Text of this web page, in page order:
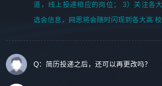
道，线上投递相应的岗位； 3）关注各
选会信息，网思将会随时闪现到各大高 校
Q：简历投递之后，还可以再更改吗？